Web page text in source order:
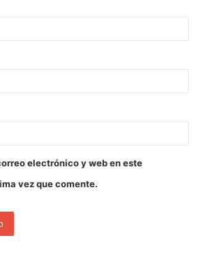
electrónico y web en este
vez que comente.